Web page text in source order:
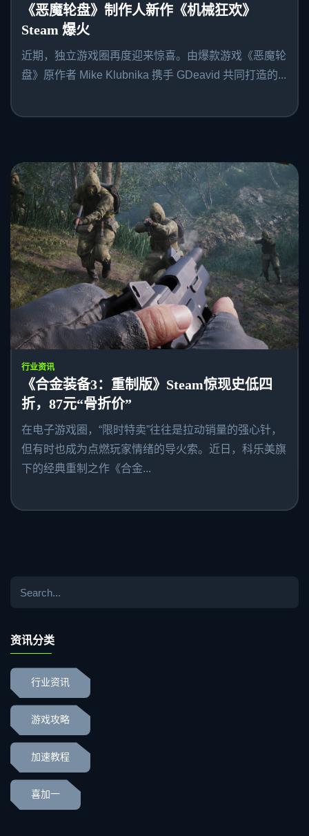
《恶魔轮盘》制作人新作《机械狂欢》
Steam 爆火
近期，独立游戏圈再度迎来惊喜。由爆款游戏《恶魔轮
盘》原作者 Mike Klubnika 携手 GDeavid 共同打造的...
行业资讯
《合金装备3：重制版》Steam惊现史低四
折，87元“骨折价”
在电子游戏圈，“限时特卖”往往是拉动销量的强心针，
但有时也成为点燃玩家情绪的导火索。近日，科乐美旗
下的经典重制之作《合金...
资讯分类
行业资讯
游戏攻略
加速教程
喜加一